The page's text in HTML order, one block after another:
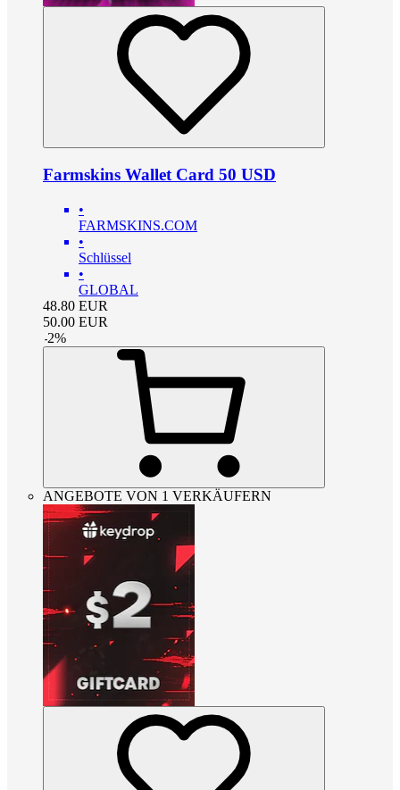
Farmskins Wallet Card 50 USD
•
FARMSKINS.COM
•
Schlüssel
•
GLOBAL
48.80 EUR
50.00 EUR
-2%
ANGEBOTE VON 1 VERKÄUFERN